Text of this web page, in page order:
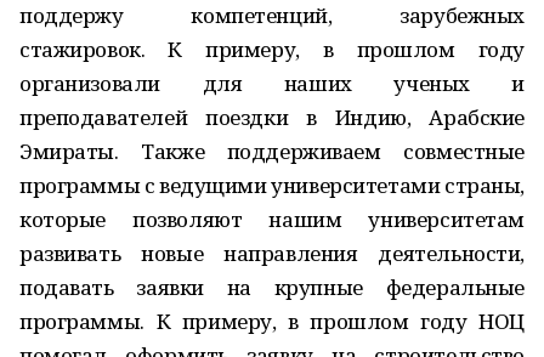
поддержу компетенций, зарубежных
стажировок. К примеру, в прошлом году
организовали для наших ученых и
преподавателей поездки в Индию, Арабские
Эмираты. Также поддерживаем совместные
программы с ведущими университетами страны,
которые позволяют нашим университетам
развивать новые направления деятельности,
подавать заявки на крупные федеральные
программы. К примеру, в прошлом году НОЦ